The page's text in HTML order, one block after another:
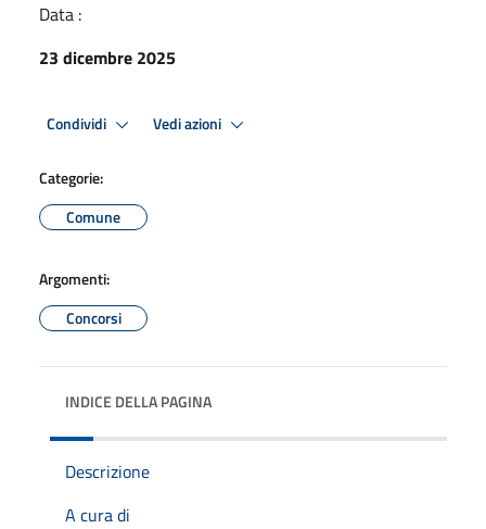
Data :
23 dicembre 2025
Condividi Vedi azioni
Categorie:
Comune
Argomenti:
Concorsi
INDICE DELLA PAGINA
Descrizione
A cura di